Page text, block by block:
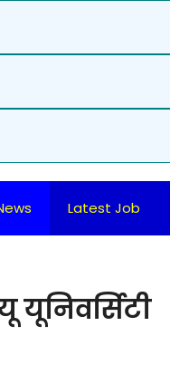
Latest Job